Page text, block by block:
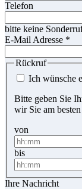
Telefon
bitte keine
E-Mail Adresse *
Rückruf
Ich wünsche
Bitte geben Sie
wir Sie am
von
bis
Ihre Nachricht